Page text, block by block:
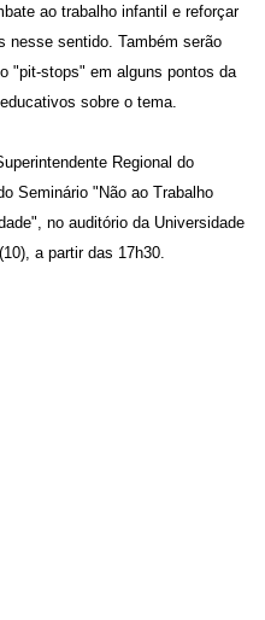
ao trabalho infantil e reforçar
nesse sentido. Também serão
"pit-stops" em alguns pontos da
sobre o tema.
Regional do
Seminário "Não ao Trabalho
no auditório da Universidade
a partir das 17h30.